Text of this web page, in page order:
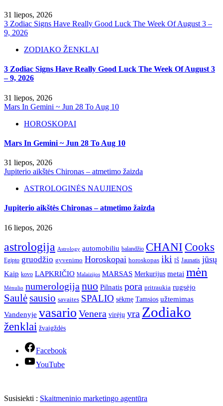
31 liepos, 2026
3 Zodiac Signs Have Really Good Luck The Week Of August 3 –
9, 2026
ZODIAKO ŽENKLAI
3 Zodiac Signs Have Really Good Luck The Week Of August 3
– 9, 2026
31 liepos, 2026
Mars In Gemini ~ Jun 28 To Aug 10
HOROSKOPAI
Mars In Gemini ~ Jun 28 To Aug 10
31 liepos, 2026
Jupiterio aikštės Chironas – atmetimo žaizda
ASTROLOGINĖS NAUJIENOS
Jupiterio aikštės Chironas – atmetimo žaizda
16 liepos, 2026
astrologija Astrology automobiliu balandžio CHANI Cooks
Egipto gruodžio gyvenimo Horoskopai horoskopas iki IŠ Jaunatis jūsų
Kaip kovo LAPKRIČIO Malaizijos MARSAS Merkurijus metai mėn
Mėnulio numerologija nuo Pilnatis pora pritraukia rugsėjo
Saulėsausio savaites SPALIO sėkmę Tamsios užtemimas
Vandenyje vasario Venera virėjų yra Zodiako
ženklai žvaigždės
Facebook
YouTube
Susisiekti : Skaitmeninio marketingo agentūra